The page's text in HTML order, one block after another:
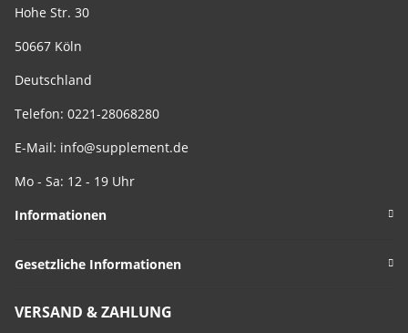
Hohe Str. 30
50667 Köln
Deutschland
Telefon: 0221-28068280
E-Mail: info@supplement.de
Mo - Sa: 12 - 19 Uhr
Informationen
Gesetzliche Informationen
VERSAND & ZAHLUNG